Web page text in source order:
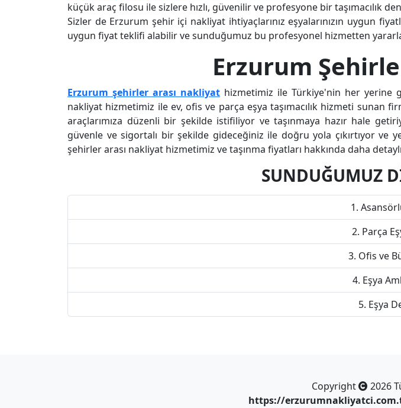
küçük araç filosu ile sizlere hızlı, güvenilir ve profesyone bir taşımacılık
Sizler de Erzurum şehir içi nakliyat ihtiyaçlarınız eşyalarınızın uygun
uygun fiyat teklifi alabilir ve sunduğumuz bu profesyonel hizmetten
Erzurum
Erzurum şehirler arası nakliyat hizmetimiz ile Türkiye'nin her yerine
nakliyat hizmetimiz ile ev, ofis ve parça eşya taşımacılık hizmeti sunan
araçlarımıza düzenli bir şekilde istifiliyor ve taşınmaya hazır hale
güvenle ve sigortalı bir şekilde gideceğiniz ile doğru yola çıkırtıyor
şehirler arası nakliyat hizmetimiz ve taşınma fiyatları hakkında daha
SUNDUĞUMUZ
Parça
Ofis ve
Eşya
Eşya
Copyright
2026
https://